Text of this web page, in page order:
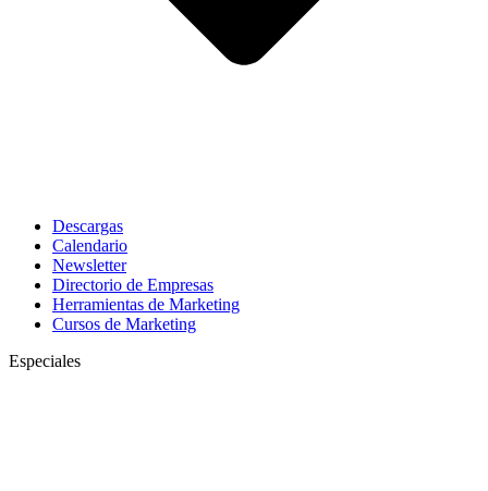
Descargas
Calendario
Newsletter
Directorio de Empresas
Herramientas de Marketing
Cursos de Marketing
Especiales